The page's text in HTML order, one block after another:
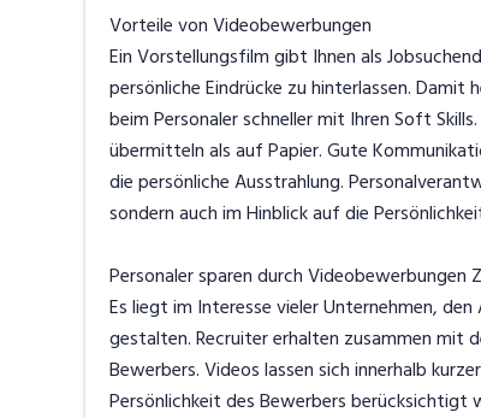
Vorteile von Videobewerbungen
Ein Vorstellungsfilm gibt Ihnen als
persönliche Eindrücke zu hinterlassen. Damit
beim Personaler schneller mit Ihren Soft
übermitteln als auf Papier. Gute
die persönliche Ausstrahlung.
sondern auch im Hinblick auf die
Personaler sparen durch Videobewerbungen
Es liegt im Interesse vieler Unternehmen,
gestalten. Recruiter erhalten zusammen mit
Bewerbers. Videos lassen sich innerhalb
Persönlichkeit des Bewerbers berücksichtigt